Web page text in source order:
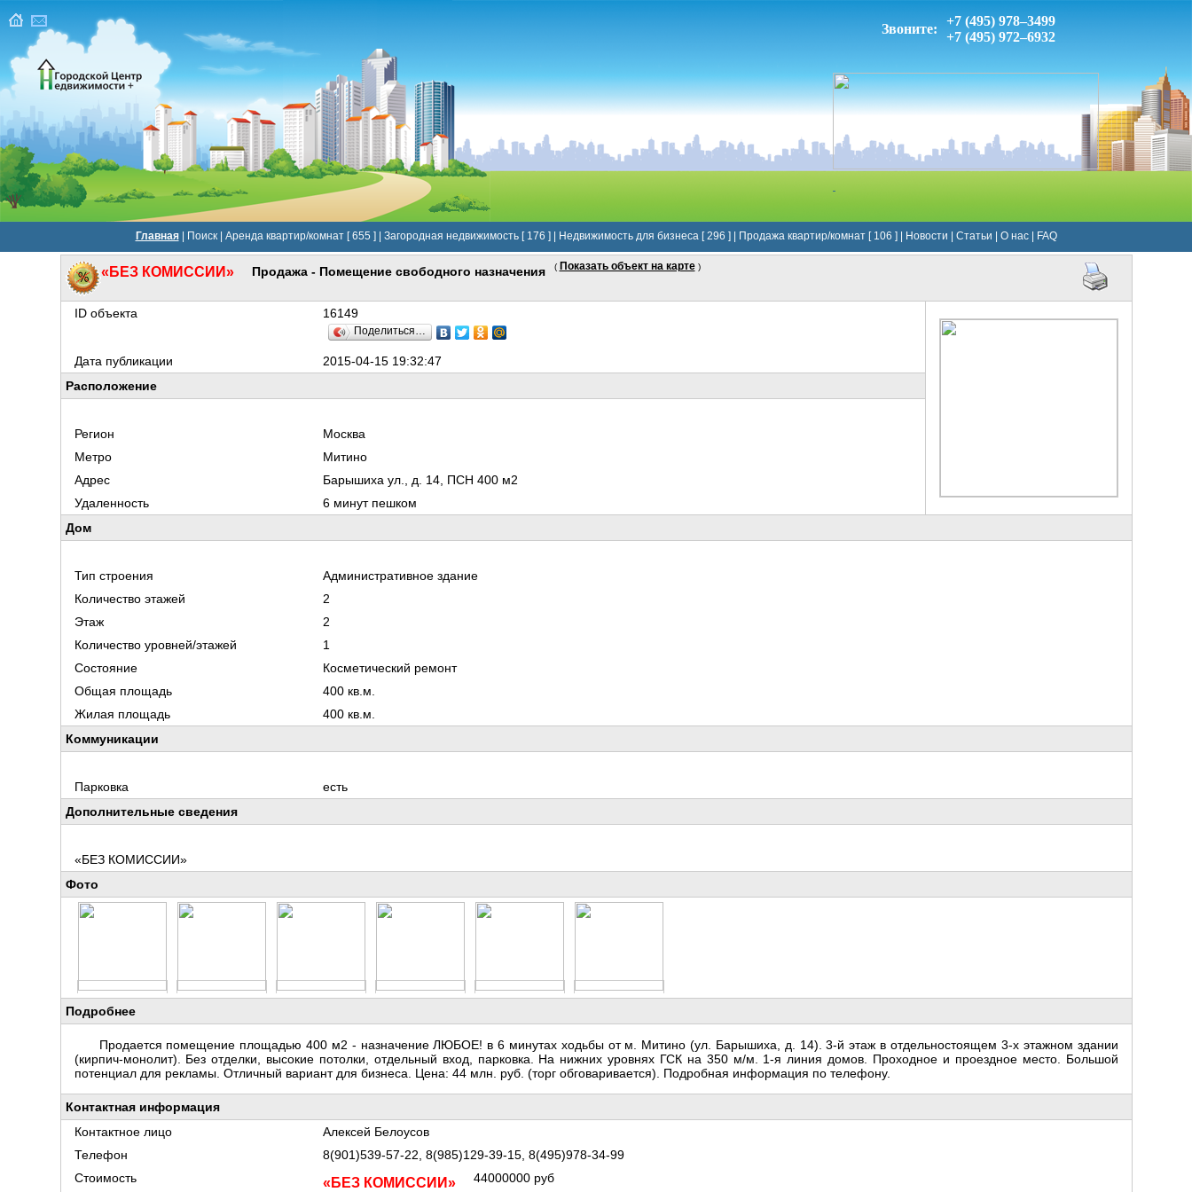
Звоните:
+7 (495) 978–3499
+7 (495) 972–6932
Главная| Поиск| Аренда квартир/комнат [ 655 ] Загородная недвижимость [ 176 ] Недвижимость для бизнеса [ 296 ] Продажа квартир/комнат [ 106 ] Новости Статьи О нас| FAQ
«БЕЗ КОМИССИИ» Продажа - Помещение свободного назначения ( Показать объект на карте)
ID объекта 16149
Поделиться…
Дата публикации
2015-04-15 19:32:47
Расположение
Регион
Москва
Метро
Митино
Адрес
Барышиха ул., д. 14, ПСН 400 м2
Удаленность
6 минут пешком
Дом
Тип строения
Административное здание
Количество этажей
2
Этаж
2
Количество уровней/этажей
1
Состояние
Косметический ремонт
Общая площадь
400 кв.м.
Жилая площадь
400 кв.м.
Коммуникации
Парковка
есть
Дополнительные сведения
«БЕЗ КОМИССИИ»
Фото
Подробнее
Продается помещение площадью 400 м2 - назначение ЛЮБОЕ! в 6 минутах ходьбы от м. Митино (ул. Барышиха, д. 14). 3-й этаж в отдельностоящем 3-х этажном здании
(кирпич-монолит). Без отделки, высокие потолки, отдельный вход, парковка. На нижних уровнях ГСК на 350 м/м. 1-я линия домов. Проходное и проездное место. Большой
потенциал для рекламы. Отличный вариант для бизнеса. Цена: 44 млн. руб. (торг обговаривается). Подробная информация по телефону.
Контактная информация
Контактное лицо
Алексей Белоусов
Телефон
8(901)539-57-22, 8(985)129-39-15, 8(495)978-34-99
Стоимость
44000000 руб
«БЕЗ КОМИССИИ»